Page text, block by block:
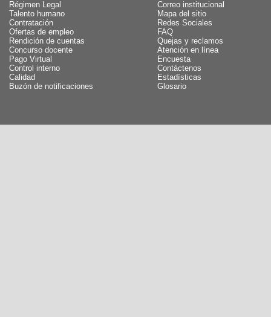
Régimen Legal
Talento humano
Contratación
Ofertas de empleo
Rendición de cuentas
Concurso docente
Pago Virtual
Control interno
Calidad
Buzón de notificaciones
Correo institucional
Mapa del sitio
Redes Sociales
FAQ
Quejas y reclamos
Atención en línea
Encuesta
Contáctenos
Estadísticas
Glosario